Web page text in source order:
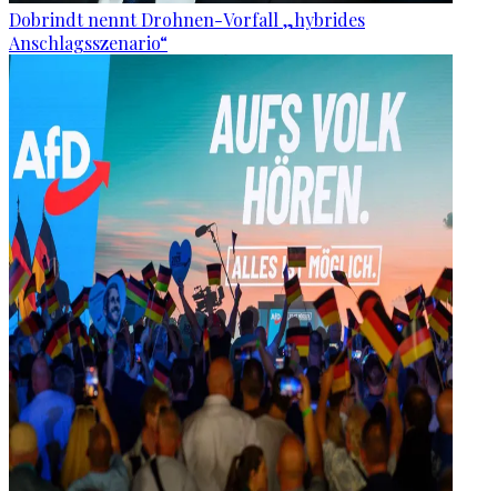
Dobrindt nennt Drohnen-Vorfall „hybrides
Anschlagsszenario“